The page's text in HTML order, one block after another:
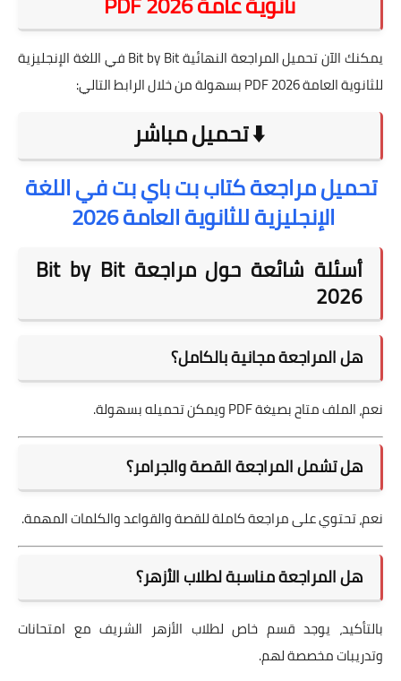
يمكنك الآن تحميل المراجعة النهائية Bit by Bit في اللغة الإنجليزية
للثانوية العامة 2026 PDF بسهولة من خلال الرابط التالي:
⬇️ تحميل مباشر
تحميل مراجعة كتاب بت باي بت في اللغة
الإنجليزية للثانوية العامة 2026
أسئلة شائعة حول مراجعة Bit by Bit
2026
هل المراجعة مجانية بالكامل؟
نعم، الملف متاح بصيغة PDF ويمكن تحميله بسهولة.
هل تشمل المراجعة القصة والجرامر؟
نعم، تحتوي على مراجعة كاملة للقصة والقواعد والكلمات المهمة.
هل المراجعة مناسبة لطلاب الأزهر؟
بالتأكيد، يوجد قسم خاص لطلاب الأزهر الشريف مع امتحانات
وتدريبات مخصصة لهم.